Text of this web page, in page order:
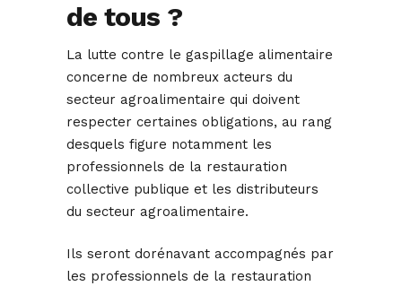
de tous ?
La lutte contre le gaspillage alimentaire
concerne de nombreux acteurs du
secteur agroalimentaire qui doivent
respecter certaines obligations, au rang
desquels figure notamment les
professionnels de la restauration
collective publique et les distributeurs
du secteur agroalimentaire.
Ils seront dorénavant accompagnés par
les professionnels de la restauration